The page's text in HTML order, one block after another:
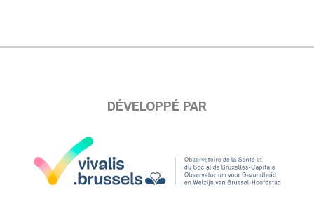
DÉVELOPPÉ PAR